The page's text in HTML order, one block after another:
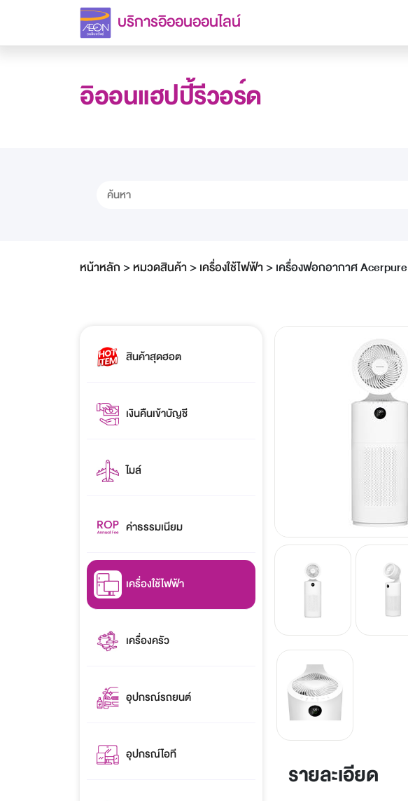
บริการอิออนออนไลน์
อิออนแฮปปี้รีวอร์ด
หน้าหลัก >หมวดสินค้า>เครื่องใช้ไฟฟ้า>เครื่องฟอกอากาศ
สินค้าสุดฮอต
เงินคืนเข้าบัญชี
ไมล์
ค่าธรรมเนียม
เครื่องใช้ไฟฟ้า
เครื่องครัว
อุปกรณ์รถยนต์
อุปกรณ์ไอที
รายละเอียด